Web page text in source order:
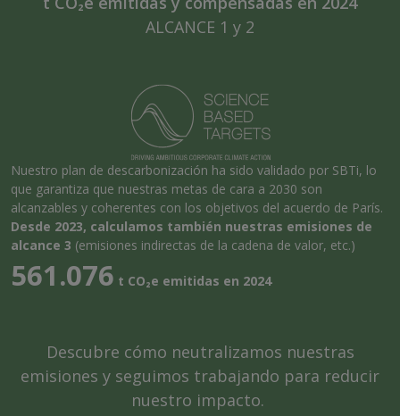
ALCANCE 1 y 2
Nuestro plan de descarbonización ha sido validado por SBTi, lo
que garantiza que nuestras metas de cara a 2030 son
alcanzables y coherentes con los objetivos del acuerdo de París.
Desde 2023, calculamos también nuestras emisiones de
alcance 3 (emisiones indirectas de la cadena de valor, etc.)
561.076 t CO₂e emitidas en 2024
Descubre cómo neutralizamos nuestras
emisiones y seguimos trabajando para reducir
nuestro impacto.